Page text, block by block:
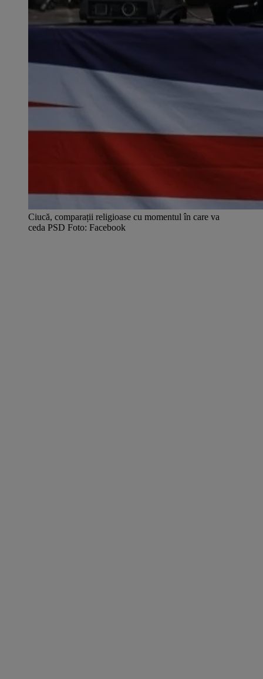
Ciucă, comparații religioase cu momentul în care va
ceda PSD Foto: Facebook